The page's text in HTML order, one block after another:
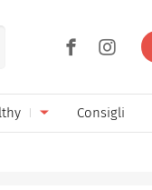
Consigli